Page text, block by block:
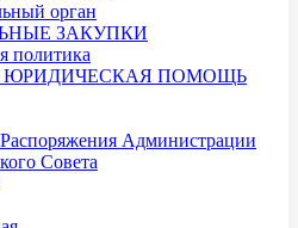
орган
ЗАКУПКИ
политика
ЮРИДИЧЕСКАЯ ПОМОЩЬ
Администрации
Совета